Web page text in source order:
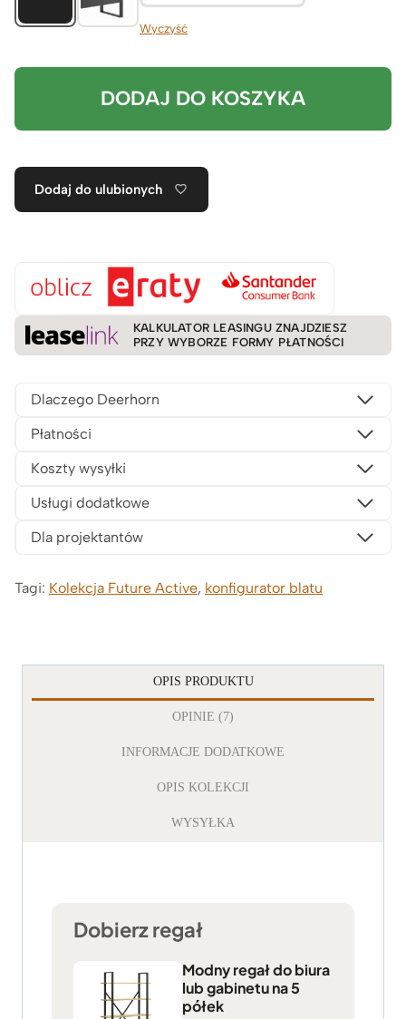
Wyczyść
DODAJ DO KOSZYKA
Dodaj do ulubionych
KALKULATOR LEASINGU ZNAJDZIESZ
PRZY WYBORZE FORMY PŁATNOŚCI
Dlaczego Deerhorn
Płatności
Koszty wysyłki
Usługi dodatkowe
Dla projektantów
Tagi: Kolekcja Future Active, konfigurator blatu
OPIS PRODUKTU
OPINIE (7)
INFORMACJE DODATKOWE
OPIS KOLEKCJI
WYSYŁKA
Dobierz regał
Modny regał do biura
lub gabinetu na 5
półek